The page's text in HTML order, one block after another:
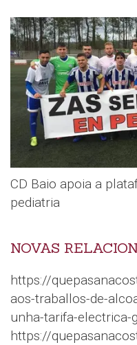
CD Baio apoia a
pediatria
NOVAS
https://
aos-traballos-de-
unha-tarifa-electrica-
https://